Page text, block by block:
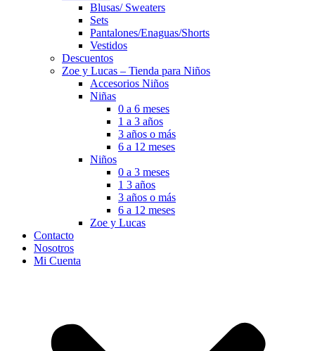
Blusas/ Sweaters
Sets
Pantalones/Enaguas/Shorts
Vestidos
Descuentos
Zoe y Lucas – Tienda para Niños
Accesorios Niños
Niñas
0 a 6 meses
1 a 3 años
3 años o más
6 a 12 meses
Niños
0 a 3 meses
1 3 años
3 años o más
6 a 12 meses
Zoe y Lucas
Contacto
Nosotros
Mi Cuenta